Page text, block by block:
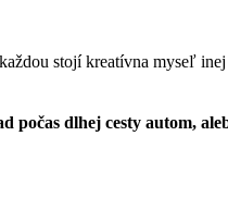
stojí kreatívna myseľ
dlhej cesty autom,